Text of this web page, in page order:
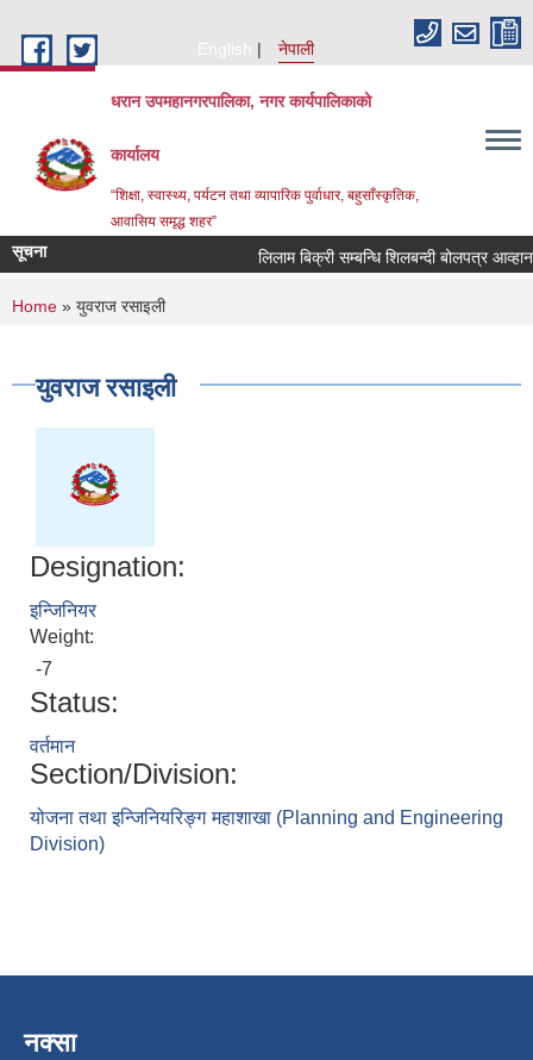
English
नेपाली
धरान उपमहानगरपालिका, नगर कार्यपालिकाको
कार्यालय
“शिक्षा, स्वास्थ्य, पर्यटन तथा व्यापारिक पुर्वाधार, बहुसाँस्कृतिक,
आवासिय समृद्ध शहर”
सूचना लिलाम बिक्री सम्बन्धि
You are here
Home » युवराज रसाइली
युवराज रसाइली
Designation:
इन्जिनियर
Weight:
-7
Status:
वर्तमान
Section/Division:
योजना तथा इन्जिनियरिङ्ग महाशाखा (Planning and Engineering
Division)
नक्सा